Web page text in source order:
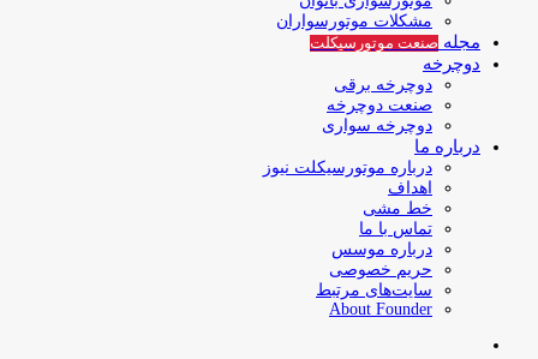
مشکلات موتورسواران
مجله صنعت موتورسیکلت
دوچرخه
دوچرخه برقی
صنعت دوچرخه
دوچرخه سواری
درباره ما
درباره موتورسیکلت نیوز
اهداف
خط مشی
تماس با ما
درباره موسس
حریم خصوصی
سایت‌های مرتبط
About Founder